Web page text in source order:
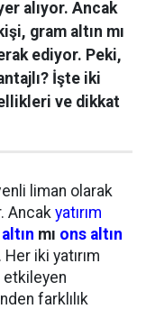
alıyor. Ancak
gram altın mı
ediyor. Peki,
İşte iki
ve dikkat
liman olarak
Ancak yatırım
mı ons altın
iki yatırım
etkileyen
farklılık